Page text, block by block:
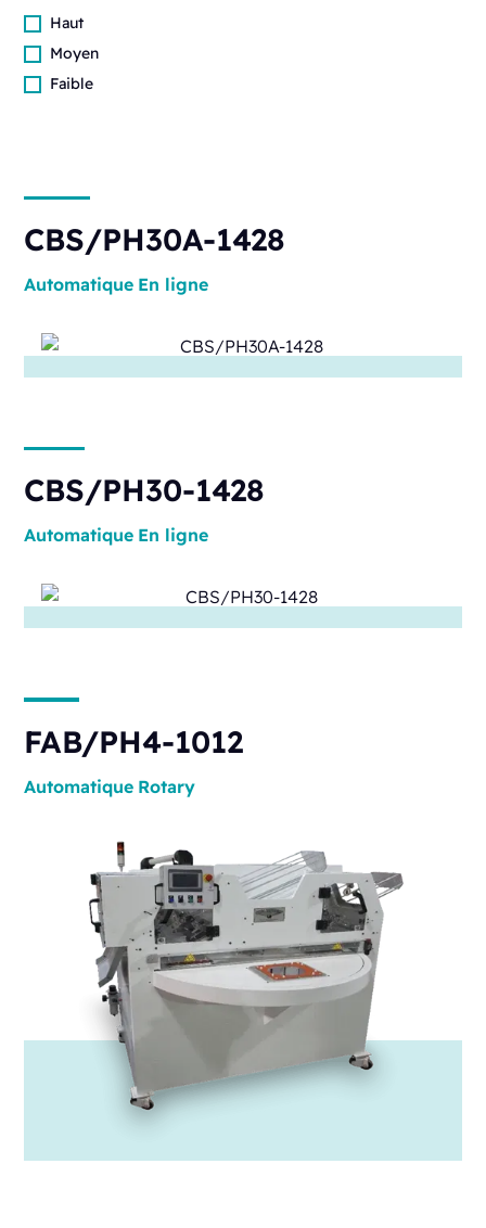
Haut
Moyen
Faible
CBS/PH30A-1428
Automatique En ligne
CBS/PH30-1428
Automatique En ligne
FAB/PH4-1012
Automatique Rotary